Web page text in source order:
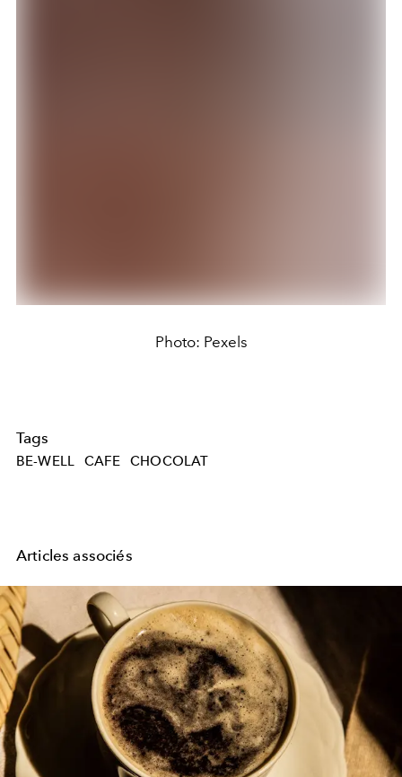
Photo: Pexels
Tags
BE-WELL CAFE CHOCOLAT
Articles associés